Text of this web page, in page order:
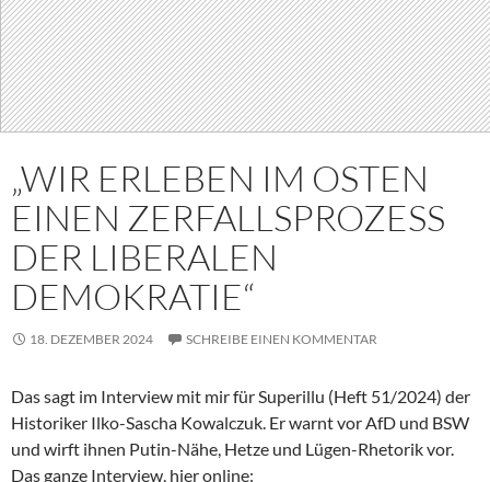
„WIR ERLEBEN IM OSTEN
EINEN ZERFALLSPROZESS
DER LIBERALEN
DEMOKRATIE“
18. DEZEMBER 2024 SCHREIBE EINEN KOMMENTAR
Das sagt im Interview mit mir für Superillu (Heft 51/2024) der
Historiker Ilko-Sascha Kowalczuk. Er warnt vor AfD und BSW
und wirft ihnen Putin-Nähe, Hetze und Lügen-Rhetorik vor.
Das ganze Interview, hier online: